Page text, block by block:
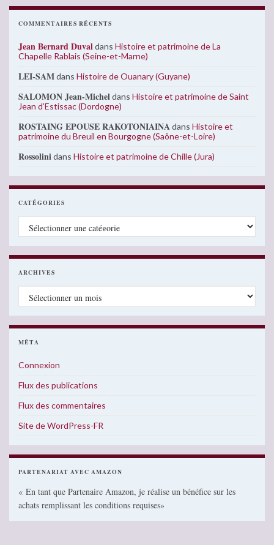
COMMENTAIRES RÉCENTS
Jean Bernard Duvaldans Histoire et patrimoine de La
Chapelle Rablais (Seine-et-Marne)
LEI-SAMdans Histoire de Ouanary (Guyane)
SALOMON Jean-Micheldans Histoire et patrimoine de Saint
Jean d’Estissac (Dordogne)
ROSTAING EPOUSE RAKOTONIAINAdans Histoire et
patrimoine du Breuil en Bourgogne (Saône-et-Loire)
Rossolinidans Histoire et patrimoine de Chille (Jura)
CATÉGORIES
Catégories
ARCHIVES
Archives
MÉTA
Connexion
Flux des publications
Flux des commentaires
Site de WordPress-FR
PARTENARIAT AVEC AMAZON
« En tant que Partenaire Amazon, je réalise un bénéfice sur les
achats remplissant les conditions requises»